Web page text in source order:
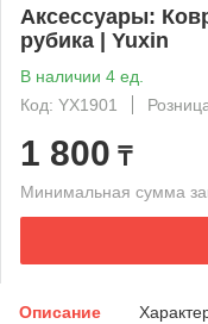
Аксессуары:
рубика | Yuxin
В наличии 4 ед.
Код: YX1901
1 800 ₸
Минимальная сумма
Описание